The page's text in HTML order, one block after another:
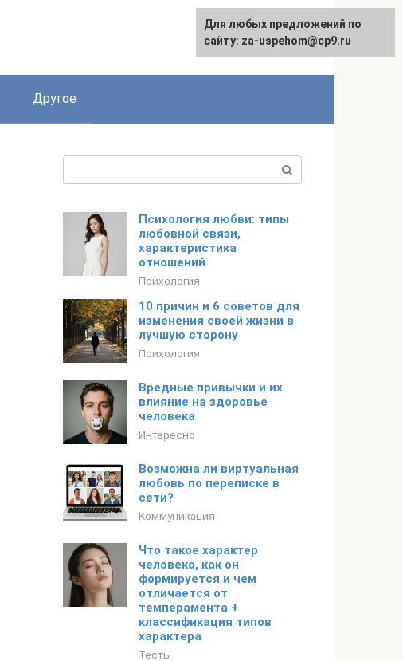
English
Другое
Психология любви: типы
любовной связи,
характеристика
отношений
Психология
10 причин и 6 советов для
изменения своей жизни в
лучшую сторону
Психология
Вредные привычки и их
влияние на здоровье
человека
Интересно
Возможна ли виртуальная
любовь по переписке в
сети?
Коммуникация
Что такое характер
человека, как он
формируется и чем
отличается от
темперамента +
классификация типов
характера
Тесты
Для любых предложений по
сайту: za-uspehom@cp9.ru